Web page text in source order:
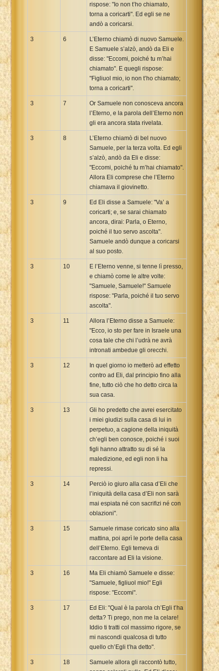
rispose: "Io non t’ho chiamato,
torna a coricarti". Ed egli se ne
andò a coricarsi.
3 6
L’Eterno chiamò di nuovo Samuele.
E Samuele s’alzò, andò da Eli e
disse: "Eccomi, poiché tu m’hai
chiamato". E quegli rispose:
"Figliuol mio, io non t’ho chiamato;
torna a coricarti".
3 7
Or Samuele non conosceva ancora
l’Eterno, e la parola dell’Eterno non
gli era ancora stata rivelata.
3 8
L’Eterno chiamò di bel nuovo
Samuele, per la terza volta. Ed egli
s’alzò, andò da Eli e disse:
"Eccomi, poiché tu m’hai chiamato".
Allora Eli comprese che l’Eterno
chiamava il giovinetto.
3 9
Ed Eli disse a Samuele: "Va’ a
coricarti; e, se sarai chiamato
ancora, dirai: Parla, o Eterno,
poiché il tuo servo ascolta".
Samuele andò dunque a coricarsi
al suo posto.
3 10
E l’Eterno venne, si tenne lì presso,
e chiamò come le altre volte:
"Samuele, Samuele!" Samuele
rispose: "Parla, poiché il tuo servo
ascolta".
3 11
Allora l’Eterno disse a Samuele:
"Ecco, io sto per fare in Israele una
cosa tale che chi l’udrà ne avrà
intronati ambedue gli orecchi.
3 12
In quel giorno io metterò ad effetto
contro ad Eli, dal principio fino alla
fine, tutto ciò che ho detto circa la
sua casa.
3 13
Gli ho predetto che avrei esercitato
i miei giudizi sulla casa di lui in
perpetuo, a cagione della iniquità
ch’egli ben conosce, poiché i suoi
figli hanno attratto su di sé la
maledizione, ed egli non li ha
repressi.
3 14
Perciò io giuro alla casa d’Eli che
l’iniquità della casa d’Eli non sarà
mai espiata né con sacrifizi né con
oblazioni".
3 15
Samuele rimase coricato sino alla
mattina, poi aprì le porte della casa
dell’Eterno. Egli temeva di
raccontare ad Eli la visione.
3 16
Ma Eli chiamò Samuele e disse:
"Samuele, figliuol mio!" Egli
rispose: "Eccomi".
3 17
Ed Eli: "Qual è la parola ch’Egli t’ha
detta? Ti prego, non me la celare!
Iddio ti tratti col massimo rigore, se
mi nascondi qualcosa di tutto
quello ch’Egli t’ha detto".
3 18
Samuele allora gli raccontò tutto,